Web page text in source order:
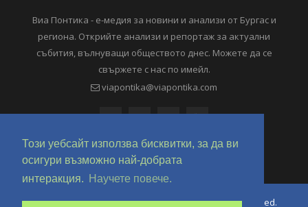
Този уебсайт използва бисквитки, за да ви
осигури възможно най-добрата
интеракция.
Научете повече.
Виа Понтика - е-медия за новини и анализи от Бургас и
региона. Открийте анализи и репортаж за актуални
събития, вълнуващи обществото днес. Можете да се
свържете с нас по имейл.
viapontika@viapontika.com
Copyright © 2018-2024 ViaPontika.com. All Rights Reserved.